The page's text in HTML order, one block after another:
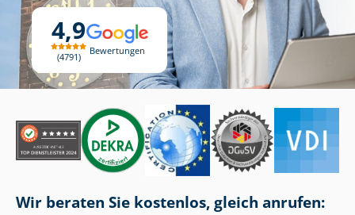
4,9
4791
Bewertungen
Wir beraten Sie kostenlos, gleich anrufen: